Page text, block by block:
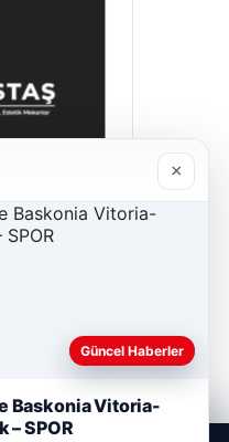
×
Güncel Haberler
Baskonia Vitoria-
– SPOR